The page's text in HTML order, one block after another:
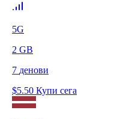
5G
2 GB
7 денови
$5.50 Купи сега